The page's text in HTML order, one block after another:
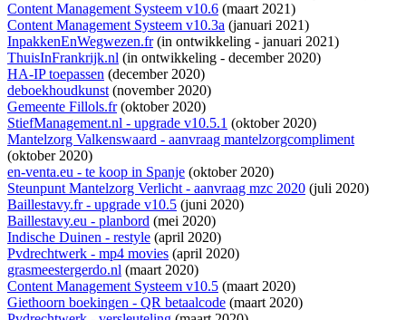
Content Management Systeem v10.6 (maart 2021)
Content Management Systeem v10.3a (januari 2021)
InpakkenEnWegwezen.fr(in ontwikkeling - januari 2021)
ThuisInFrankrijk.nl (in ontwikkeling - december 2020)
HA-IP toepassen (december 2020)
deboekhoudkunst(november 2020)
Gemeente Fillols.fr(oktober 2020)
StiefManagement.nl - upgrade v10.5.1 (oktober 2020)
Mantelzorg Valkenswaard - aanvraag mantelzorgcompliment
(oktober 2020)
en-venta.eu - te koop in Spanje (oktober 2020)
Steunpunt Mantelzorg Verlicht - aanvraag mzc 2020 (juli 2020)
Baillestavy.fr - upgrade v10.5 (juni 2020)
Baillestavy.eu - planbord (mei 2020)
Indische Duinen - restyle (april 2020)
Pvdrechtwerk - mp4 movies (april 2020)
grasmeestergerdo.nl (maart 2020)
Content Management Systeem v10.5 (maart 2020)
Giethoorn boekingen - QR betaalcode (maart 2020)